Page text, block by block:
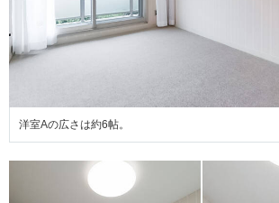
洋室Aの広さは約6帖。